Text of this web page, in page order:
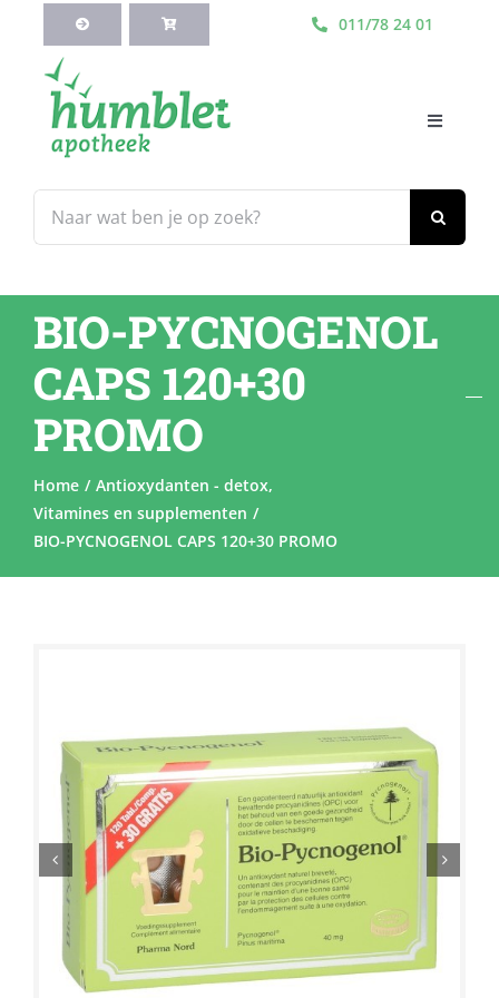
inhoud
011/78 24 01
naar:
Toggle
Webshop
Blog
Diensten
BIO-PYCNOGENOL
CAPS 120+30
PROMO
Home
Antioxydanten - detox
Vitamines en supplementen
BIO-PYCNOGENOL CAPS 120+30 PROMO